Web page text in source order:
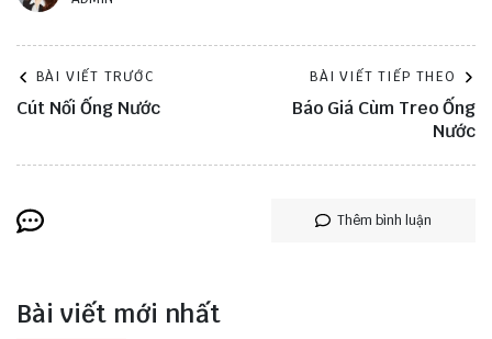
BÀI VIẾT TRƯỚC
Cút Nối Ống Nước
BÀI VIẾT TIẾP THEO
Báo Giá Cùm Treo Ống
Nước
Thêm bình luận
Bài viết mới nhất